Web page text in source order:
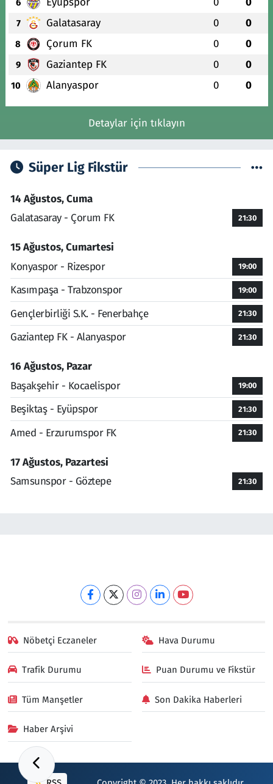
6
7 Galatasaray 0 0
8 Çorum FK 0 0
9 Gaziantep FK 0 0
10 Alanyaspor 0 0
Detaylar için tıklayın
Süper Lig Fikstür
14 Ağustos, Cuma
Galatasaray - Çorum FK
21:30
15 Ağustos, Cumartesi
Konyaspor - Rizespor
19:00
Kasımpaşa - Trabzonspor 19:00
Gençlerbirliği S.K. - Fenerbahçe 21:30
Gaziantep FK - Alanyaspor 21:30
16 Ağustos, Pazar
Başakşehir - Kocaelispor
19:00
Beşiktaş - Eyüpspor 21:30
Amed - Erzurumspor FK 21:30
17 Ağustos, Pazartesi
Samsunspor - Göztepe
21:30
Nöbetçi Eczaneler Hava Durumu
Trafik Durumu Puan Durumu ve Fikstür
Tüm Manşetler Son Dakika Haberleri
Haber Arşivi